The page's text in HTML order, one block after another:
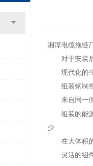
湘潭电缆拖链
对于安装后
现代化的生
组装钢制拖
来自同一
组装的能源
少
在大体积的
灵活的组